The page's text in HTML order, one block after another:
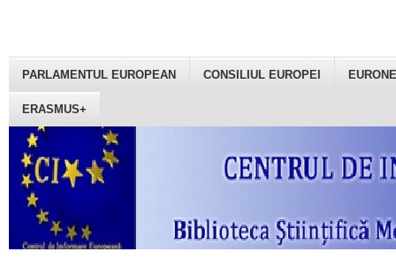
PARLAMENTUL EUROPEAN CONSILIUL EUROPEI
ERASMUS+